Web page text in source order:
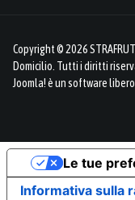
Copyright © 2026
Domicilio. Tutti i diritti
Joomla!è un software
Informativa sulla
Le tue